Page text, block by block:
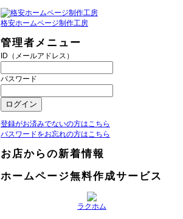
格安ホームページ制作工房
管理者メニュー
ID（メールアドレス）
パスワード
登録がお済みでないの方はこちら
パスワードをお忘れの方はこちら
お店からの新着情報
ホームページ無料作成サービス
ラクホム